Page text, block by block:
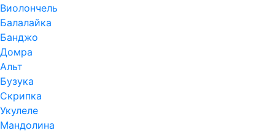
Виолончель
Балалайка
Банджо
Домра
Альт
Бузука
Скрипка
Укулеле
Мандолина